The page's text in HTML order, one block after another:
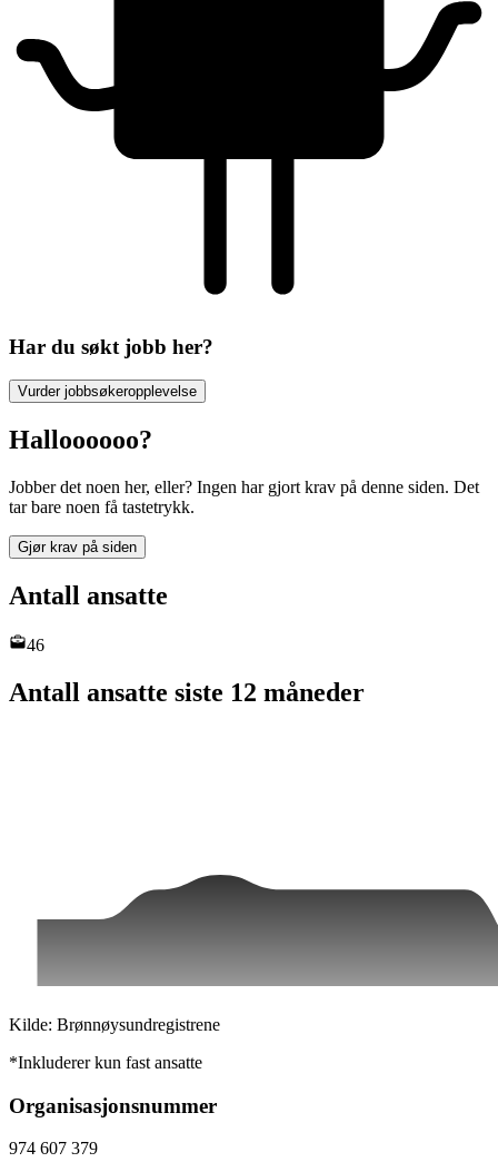
Har du søkt jobb her?
Vurder jobbsøkeropplevelse
Halloooooo?
Jobber det noen her, eller? Ingen har gjort krav på denne siden. Det
tar bare noen få tastetrykk.
Gjør krav på siden
Antall ansatte
46
Antall ansatte siste 12 måneder
Kilde: Brønnøysundregistrene
*Inkluderer kun fast ansatte
Organisasjonsnummer
974 607 379